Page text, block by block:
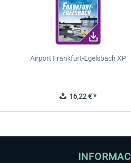
Airport Frankfurt-Egelsbach XP
16,22 € *